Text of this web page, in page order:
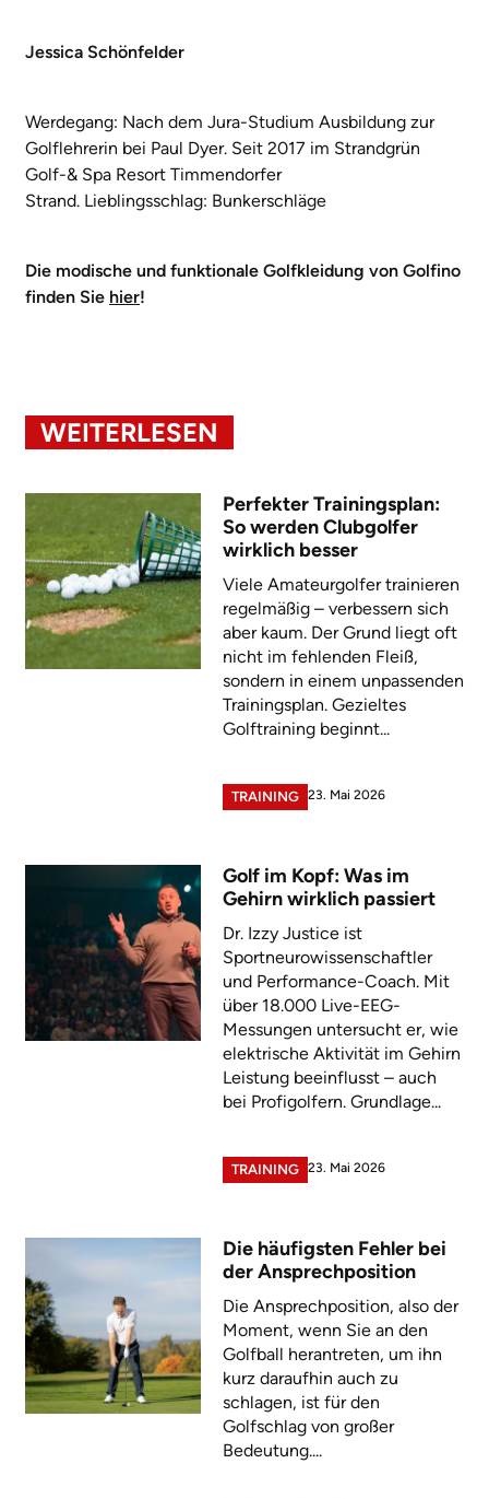
Jessica Schönfelder
Werdegang: Nach dem Jura-Studium Ausbildung zur
Golflehrerin bei Paul Dyer. Seit 2017 im Strandgrün
Golf-& Spa Resort Timmendorfer
Strand. Lieblingsschlag: Bunkerschläge
Die modische und funktionale Golfkleidung von Golfino
finden Sie hier!
WEITERLESEN
Perfekter Trainingsplan:
So werden Clubgolfer
wirklich besser
Viele Amateurgolfer trainieren
regelmäßig – verbessern sich
aber kaum. Der Grund liegt oft
nicht im fehlenden Fleiß,
sondern in einem unpassenden
Trainingsplan. Gezieltes
Golftraining beginnt...
TRAINING 23. Mai 2026
Golf im Kopf: Was im
Gehirn wirklich passiert
Dr. Izzy Justice ist
Sportneurowissenschaftler
und Performance-Coach. Mit
über 18.000 Live-EEG-
Messungen untersucht er, wie
elektrische Aktivität im Gehirn
Leistung beeinflusst – auch
bei Profigolfern. Grundlage...
TRAINING 23. Mai 2026
Die häufigsten Fehler bei
der Ansprechposition
Die Ansprechposition, also der
Moment, wenn Sie an den
Golfball herantreten, um ihn
kurz daraufhin auch zu
schlagen, ist für den
Golfschlag von großer
Bedeutung....